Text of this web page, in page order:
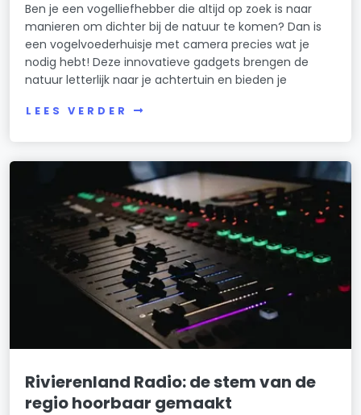
Ben je een vogelliefhebber die altijd op zoek is naar
manieren om dichter bij de natuur te komen? Dan is
een vogelvoederhuisje met camera precies wat je
nodig hebt! Deze innovatieve gadgets brengen de
natuur letterlijk naar je achtertuin en bieden je
LEES VERDER
Rivierenland Radio: de stem van de
regio hoorbaar gemaakt